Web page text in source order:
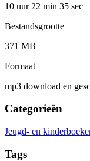
10 uur 22 min 35 sec
Bestandsgrootte
371 MB
Formaat
mp3 download en
Categorieën
Jeugd- en
Tags